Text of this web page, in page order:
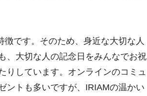
です。そのため、身近な大切な人
、大切な人の記念日をみんなでお祝
りしています。オンラインのコミュ
ントも多いですが、IRIAMの温かい